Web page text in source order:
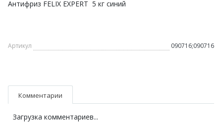
Антифриз FELIX EXPERT 5 кг синий
Артикул 090716;090716
Комментарии
Загрузка комментариев...